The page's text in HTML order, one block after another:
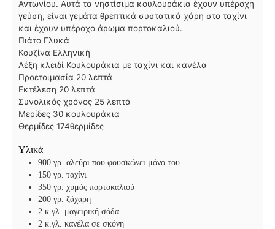
Αντωνίου. Αυτά τα νηστίσιμα κουλουράκια έχουν υπέροχη
γεύση, είναι γεμάτα θρεπτικά συστατικά χάρη στο ταχίνι
και έχουν υπέροχο άρωμα πορτοκαλιού.
Πιάτο Γλυκά
Κουζίνα Ελληνική
Λέξη κλειδί Κουλουράκια με ταχίνι και κανέλα
Προετοιμασία 20λ
ε
π
τ
ά
λεπτά
Εκτέλεση 20λ
ε
π
τ
λεπτά
Συνολικός χρόνος 25λ
ε
λεπτά
Μερίδες 30 κουλουράκια
Θερμίδες 174θερμίδες
Υλικά
900 γρ. αλεύρι που φουσκώνει μόνο του
150 γρ. ταχίνι
350 γρ. χυμός πορτοκαλιού
200 γρ. ζάχαρη
2 κ.γλ. μαγειρική σόδα
2 κ.γλ. κανέλα σε σκόνη